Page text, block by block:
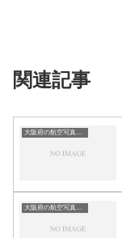
関連記事
大阪府の航空写真・空中写真
大阪府の航空写真・空中写真